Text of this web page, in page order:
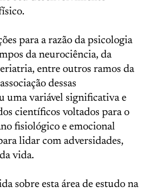
para a razão da psicologia
da neurociência, da
entre outros ramos da
dessas
uma variável significativa e
científicos voltados para o
fisiológico e emocional
lidar com adversidades,
vida.
sobre esta área de estudo na